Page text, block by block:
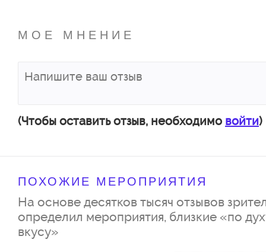
путешествие!
Вы узнаете, почему все
как маленькая девочка
В нашем спектакле будут
на воздушном шаре,
трюки. Но самым главным
МОЕ МНЕНИЕ
(Чтобы оставить отзыв, необходимо войти)
ПОХОЖИЕ МЕРОПРИЯТИЯ
На основе десятков тысяч отзывов
определил мероприятия, близкие «по
вкусу»